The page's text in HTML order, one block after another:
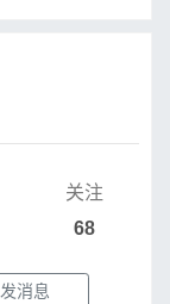
关注
68
发消息